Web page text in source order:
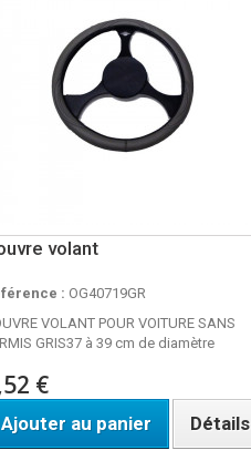
volant
: OG40719GR
VOLANT POUR VOITURE SANS
GRIS37 à 39 cm de diamètre
€
Ajouter au panier Détails